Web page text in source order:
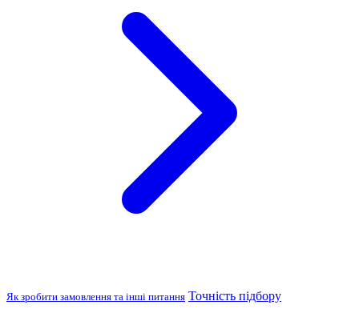
Як зробити замовлення та інші питання Точність підбору